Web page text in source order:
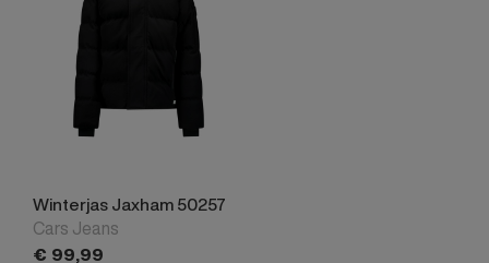
Winterjas Jaxham 50257
Cars Jeans
€ 99,99